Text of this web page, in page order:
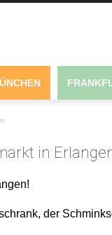
in
der